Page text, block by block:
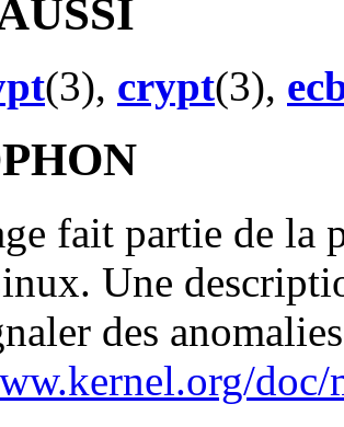
(3), crypt(3),
fait partie de
Une
des
doc/